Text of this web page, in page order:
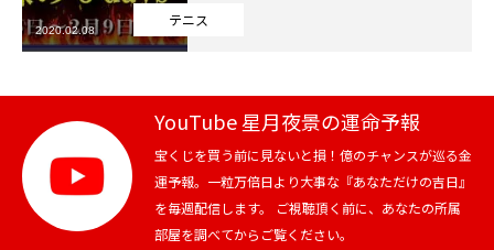
芸能界
テニス
スポーツ
競馬
テニス
2020.02.08
YouTube 星月夜景の運命予報
宝くじを買う前に見ないと損！億のチャンスが巡る金
運予報。一粒万倍日より大事な『あなただけの吉日』
を毎週配信します。 ご視聴頂く前に、あなたの所属
部屋を調べてからご覧ください。